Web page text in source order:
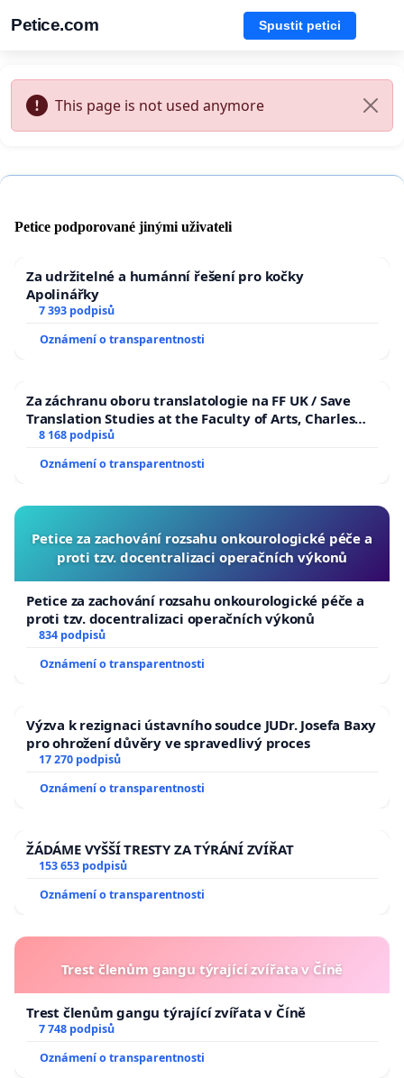
Petice.com Spustit petici
This page is not used anymore
Petice podporované jinými uživateli
Za udržitelné a humánní řešení pro kočky
Apolinářky
7 393 podpisů
Oznámení o transparentnosti
Za záchranu oboru translatologie na FF UK / Save
Translation Studies at the Faculty of Arts, Charles
University
8 168 podpisů
Oznámení o transparentnosti
Petice za zachování rozsahu onkourologické péče a
proti tzv. docentralizaci operačních výkonů
Petice za zachování rozsahu onkourologické péče a
proti tzv. docentralizaci operačních výkonů
834 podpisů
Oznámení o transparentnosti
Výzva k rezignaci ústavního soudce JUDr. Josefa Baxy
pro ohrožení důvěry ve spravedlivý proces
17 270 podpisů
Oznámení o transparentnosti
ŽÁDÁME VYŠŠÍ TRESTY ZA TÝRÁNÍ ZVÍŘAT
153 653 podpisů
Oznámení o transparentnosti
Trest členům gangu týrající zvířata v Číně
Trest členům gangu týrající zvířata v Číně
7 748 podpisů
Oznámení o transparentnosti